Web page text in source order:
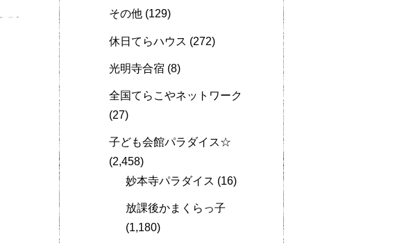
その他 (129)
休日てらハウス (272)
光明寺合宿 (8)
全国てらこやネットワーク
(27)
子ども会館パラダイス☆
(2,458)
妙本寺パラダイス (16)
放課後かまくらっ子
(1,180)